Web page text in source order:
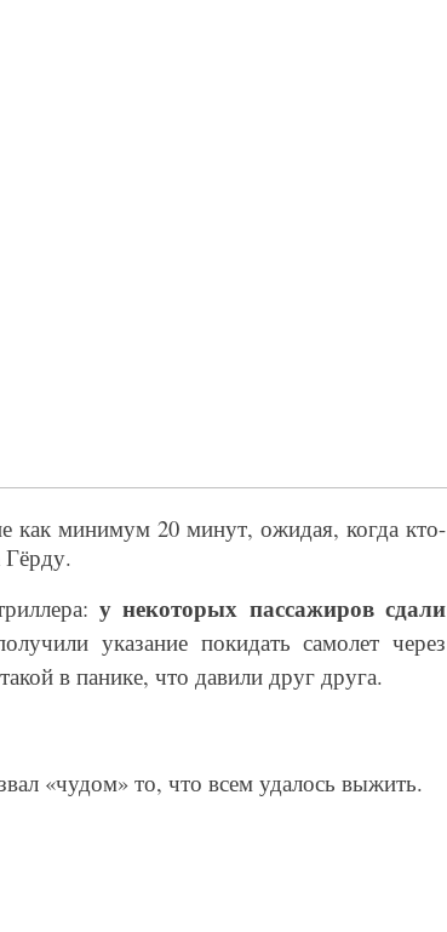
как минимум 20 минут, ожидая, когда кто-
Гёрду.
у некоторых пассажиров сдали
указание покидать самолет через
в панике, что давили друг друга.
«чудом» то, что всем удалось выжить.